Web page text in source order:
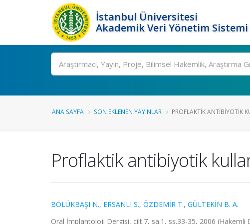
İstanbul Üniversitesi
Akademik Veri Yönetim Sistemi
Ara
ANA SAYFA SON EKLENEN YAYINLAR PROFLAKTIK ANTIBIYOTIK
Proflaktik antibiyotik
BÖLÜKBAŞI N., ERSANLI S., ÖZDEMİR T., GÜLTEKİN B. A.
Oral İmplantoloji Dergisi, cilt.7, sa.1, ss.33-35, 2006 (Hakemli